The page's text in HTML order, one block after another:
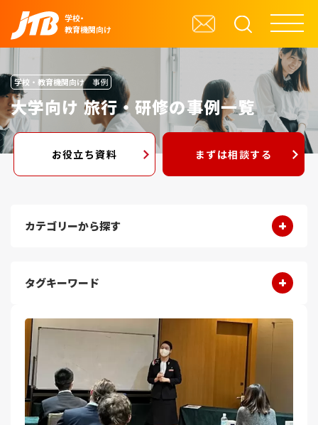
学校・
教育機関向け
学校・教育機関向け 事例
大学向け 旅行・研修の事例一覧
お役立ち資料 まずは相談する
カテゴリーから探す
タグキーワード